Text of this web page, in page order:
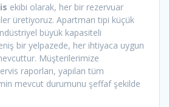
ekibi olarak, her bir rezervuar
üretiyoruz. Apartman tipi küçük
büyük kapasiteli
bir yelpazede, her ihtiyaca uygun
Müşterilerimize
raporları, yapılan tüm
mevcut durumunu şeffaf şekilde